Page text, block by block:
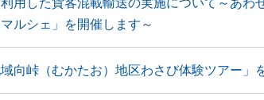
ルシェ」を開催します～
域向峠（むかたお）地区わさび体験ツアー」